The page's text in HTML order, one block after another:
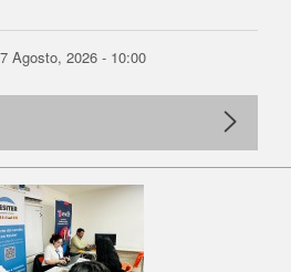
Agosto, 2026 - 10:00